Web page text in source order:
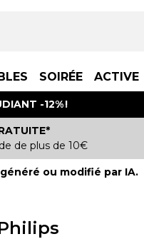
SOIRÉE ACTIVE
-12% !
de plus de 10€
ou modifié par IA.